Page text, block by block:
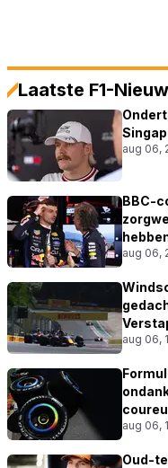
Laatste F1-
aug 06,
BBC-
aug 06,
aug 06,
aug 06,
Oud-